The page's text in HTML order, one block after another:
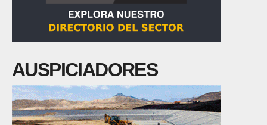
AUSPICIADORES